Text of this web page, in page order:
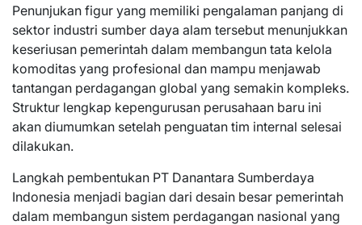
Penunjukan figur yang memiliki pengalaman panjang di
sektor industri sumber daya alam tersebut menunjukkan
keseriusan pemerintah dalam membangun tata kelola
komoditas yang profesional dan mampu menjawab
tantangan perdagangan global yang semakin kompleks.
Struktur lengkap kepengurusan perusahaan baru ini
akan diumumkan setelah penguatan tim internal selesai
dilakukan.
Langkah pembentukan PT Danantara Sumberdaya
Indonesia menjadi bagian dari desain besar pemerintah
dalam membangun sistem perdagangan nasional yang